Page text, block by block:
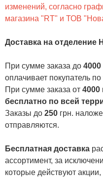
изменений, согласно
магазина "RT" и ТОВ
Доставка на отделение
При сумме заказа до 4000
оплачивает покупатель
При сумме заказа от 4000
бесплатно по всей
Заказы до 250 грн.
отправляются.
Бесплатная доставка
ассортимент, за
которые действуют